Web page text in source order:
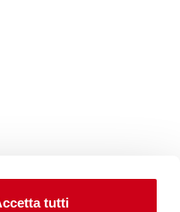
tutti